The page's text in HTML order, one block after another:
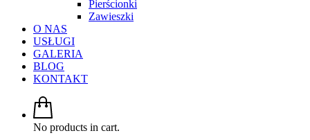
Pierścionki
Zawieszki
O NAS
USŁUGI
GALERIA
BLOG
KONTAKT
No products in cart.